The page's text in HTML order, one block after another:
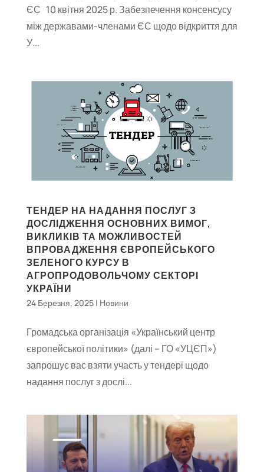
ЄС 10 квітня 2025 р. Забезпечення консенсусу
між державами-членами ЄС щодо відкриття для
У...
ТЕНДЕР НА НАДАННЯ ПОСЛУГ З
ДОСЛІДЖЕННЯ ОСНОВНИХ ВИМОГ,
ВИКЛИКІВ ТА МОЖЛИВОСТЕЙ
ВПРОВАДЖЕННЯ ЄВРОПЕЙСЬКОГО
ЗЕЛЕНОГО КУРСУ В
АГРОПРОДОВОЛЬЧОМУ СЕКТОРІ
УКРАЇНИ
24 Березня, 2025| Новини
Громадська організація «Український центр
європейської політики» (далі – ГО «УЦЄП»)
запрошує вас взяти участь у тендері щодо
надання послуг з дослі...